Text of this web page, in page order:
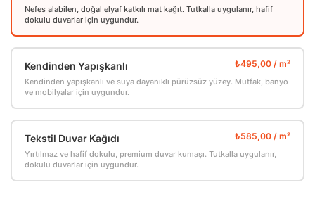
Nefes alabilen, doğal elyaf katkılı mat kağıt. Tutkalla uygulanır, hafif
dokulu duvarlar için uygundur.
Kendinden Yapışkanlı
Kendinden yapışkanlı ve suya dayanıklı pürüzsüz yüzey. Mutfak, banyo
ve mobilyalar için uygundur.
Tekstil Duvar Kağıdı
Yırtılmaz ve hafif dokulu, premium duvar kumaşı. Tutkalla uygulanır,
dokulu duvarlar için uygundur.